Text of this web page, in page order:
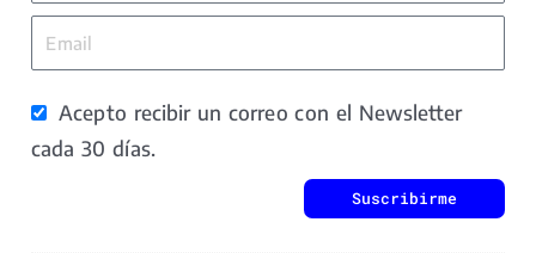
Email
Acepto recibir un correo con el Newsletter
cada 30 días.
Suscribirme